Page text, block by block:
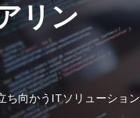
リン
ち向かうITソリューション